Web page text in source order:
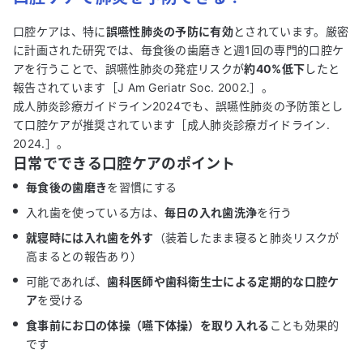
口腔ケアは、特に誤嚥性肺炎の予防に有効とされています。厳密
に計画された研究では、毎食後の歯磨きと週1回の専門的口腔ケ
アを行うことで、誤嚥性肺炎の発症リスクが約40%低下したと
報告されています［J Am Geriatr Soc. 2002.］。
成人肺炎診療ガイドライン2024でも、誤嚥性肺炎の予防策とし
て口腔ケアが推奨されています［成人肺炎診療ガイドライン.
2024.］。
日常でできる口腔ケアのポイント
毎食後の歯磨きを習慣にする
入れ歯を使っている方は、 毎日の入れ歯洗浄を行う
就寝時には入れ歯を外す （装着したまま寝ると肺炎リスクが
高まるとの報告あり）
可能であれば、歯科医師や歯科衛生士による定期的な口腔ケ
アを受ける
食事前にお口の体操（嚥下体操）を取り入れる ことも効果的
です